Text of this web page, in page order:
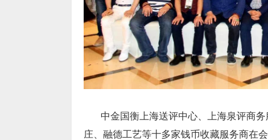
中金国衡上海送评中心、上海泉评商
庄、融德工艺等十多家钱币收藏服务商在